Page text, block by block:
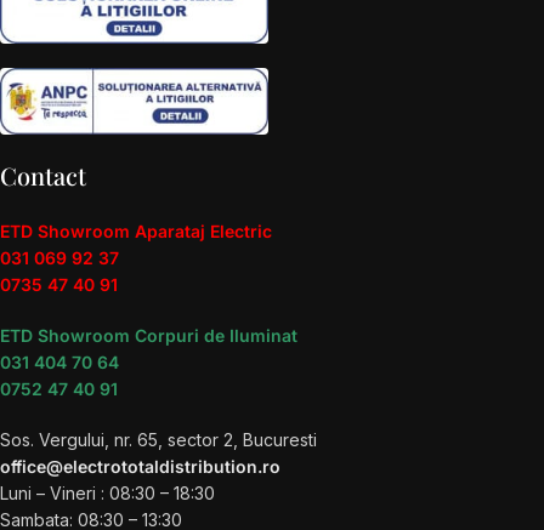
Contact
ETD Showroom Aparataj Electric
031 069 92 37
0735 47 40 91
ETD Showroom Corpuri de Iluminat
031 404 70 64
0752 47 40 91
Sos. Vergului, nr. 65, sector 2, Bucuresti
office@electrototaldistribution.ro
Luni – Vineri : 08:30 – 18:30
Sambata: 08:30 – 13:30